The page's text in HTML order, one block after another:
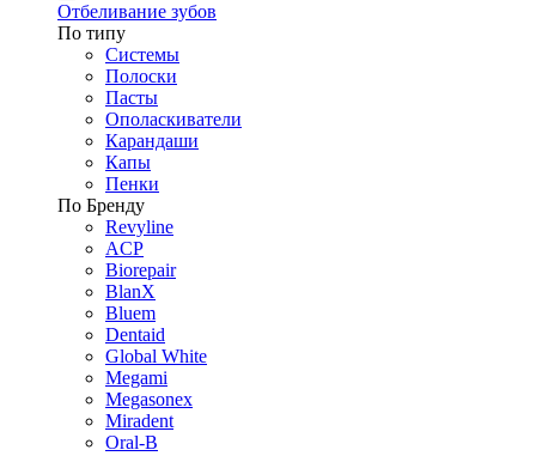
Отбеливание зубов
По типу
Системы
Полоски
Пасты
Ополаскиватели
Карандаши
Капы
Пенки
По Бренду
Revyline
ACP
Biorepair
BlanX
Bluem
Dentaid
Global White
Megami
Megasonex
Miradent
Oral-B